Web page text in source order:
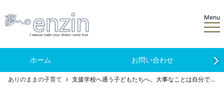
Menu
ホーム お問い合わせ
ありのままの子育て 支援学校へ通う子どもたちへ。大事なことは自分で決めるべきだ